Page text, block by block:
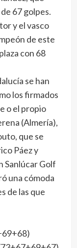
67 golpes.
y el vasco
de este
con 68
se han
los firmados
o el propio
(Almería),
que se
Páez y
Sanlúcar Golf
una cómoda
de las que